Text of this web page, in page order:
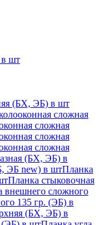
в шт
(БХ, ЭБ) в шт
сложная
сложная
сложная
сложная
(БХ, ЭБ) в
ЭБ new) в штПланка
Планка стыковочная
внешнего сложного
135 гр. (ЭБ) в
(БХ, ЭБ) в